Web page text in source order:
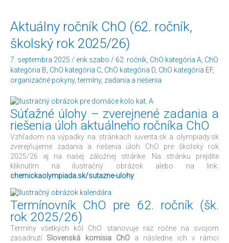
Aktuálny ročník ChO (62. ročník,
školský rok 2025/26)
7. septembra 2025 / erik.szabo / 62. ročník ChO kategória A ChO
kategória B ChO kategória C ChO kategória D ChO kategória EF,
organizačné pokyny,termíny, zadania a riešenia
Súťažné úlohy – zverejnené zadania a
riešenia úloh aktuálneho ročníka ChO
Vzhľadom na výpadky na stránkach iuventa.sk a olympiady.sk
zverejňujeme zadania a riešenia úloh ChO pre školský rok
2025/26 aj na našej záložnej stránke. Na stránku prejdite
kliknutím na ilustračný obrázok alebo na link:
chemickaolympiada.sk/sutazne-ulohy
Termínovník ChO pre 62. ročník (šk.
rok 2025/26)
Termíny všetkých kôl ChO stanovuje raz ročne na svojom
zasadnutí Slovenská komisia ChOa následne ich v rámci
Aktuálny
ročník
ChO
ročník,
školský
rok